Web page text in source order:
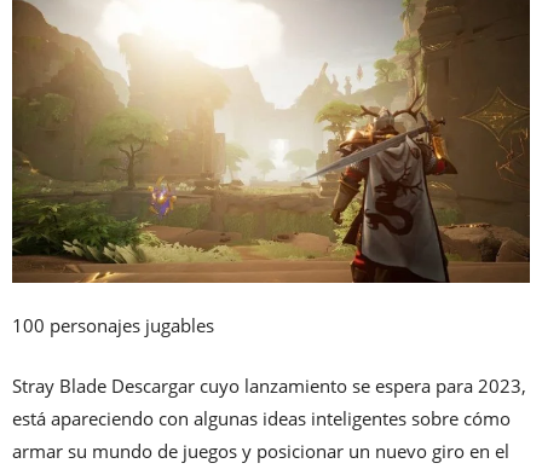
100 personajes jugables
Stray Blade Descargar cuyo lanzamiento se espera para 2023,
está apareciendo con algunas ideas inteligentes sobre cómo
armar su mundo de juegos y posicionar un nuevo giro en el